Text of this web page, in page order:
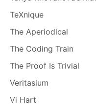
TeXnique
The Aperiodical
The Coding Train
The Proof Is Trivial
Veritasium
Vi Hart